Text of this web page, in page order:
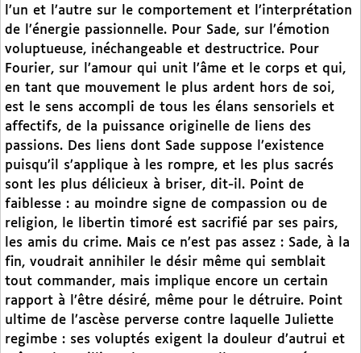
l’un et l’autre sur le comportement et l’interprétation
de l’énergie passionnelle. Pour Sade, sur l’émotion
voluptueuse, inéchangeable et destructrice. Pour
Fourier, sur l’amour qui unit l’âme et le corps et qui,
en tant que mouvement le plus ardent hors de soi,
est le sens accompli de tous les élans sensoriels et
affectifs, de la puissance originelle de liens des
passions. Des liens dont Sade suppose l’existence
puisqu’il s’applique à les rompre, et les plus sacrés
sont les plus délicieux à briser, dit-il. Point de
faiblesse : au moindre signe de compassion ou de
religion, le libertin timoré est sacrifié par ses pairs,
les amis du crime. Mais ce n’est pas assez : Sade, à la
fin, voudrait annihiler le désir même qui semblait
tout commander, mais implique encore un certain
rapport à l’être désiré, même pour le détruire. Point
ultime de l’ascèse perverse contre laquelle Juliette
regimbe : ses voluptés exigent la douleur d’autrui et